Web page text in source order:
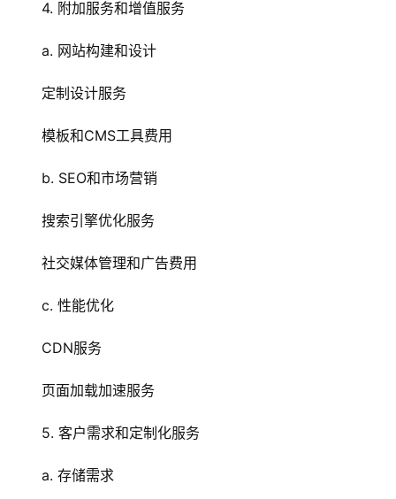
4. 附加服务和增值服务
a. 网站构建和设计
定制设计服务
模板和CMS工具费用
b. SEO和市场营销
搜索引擎优化服务
社交媒体管理和广告费用
c. 性能优化
CDN服务
页面加载加速服务
5. 客户需求和定制化服务
a. 存储需求